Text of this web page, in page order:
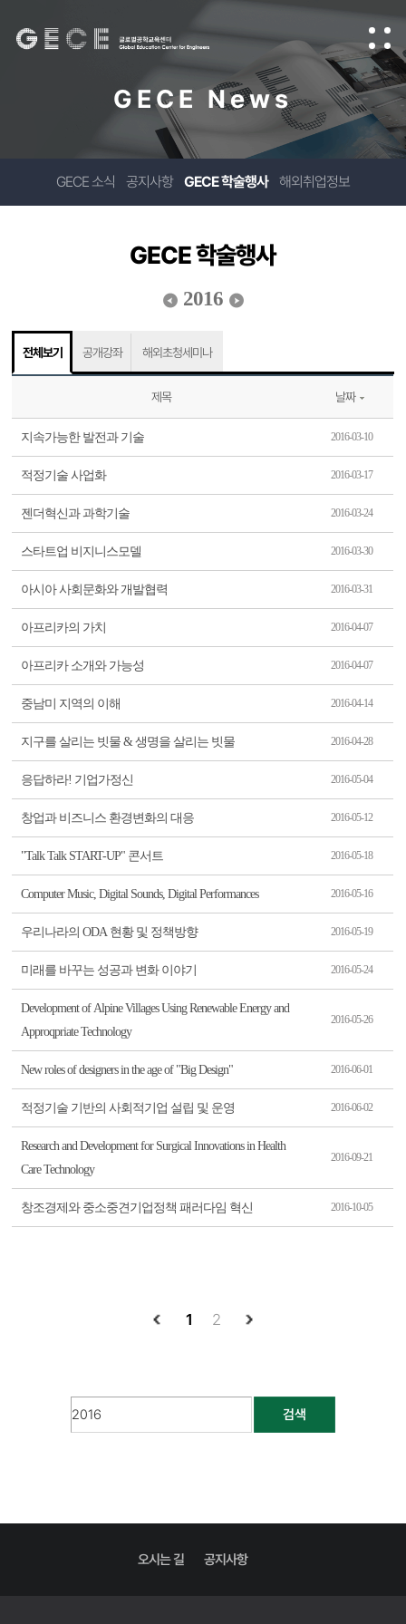
GECE News
GECE 소식 공지사항 GECE 학술행사 해외취업정보
GECE 학술행사
2016
전체보기 공개강좌 해외초청세미나
제목 날짜
지속가능한 발전과 기술 2016-03-10
적정기술 사업화 2016-03-17
젠더혁신과 과학기술 2016-03-24
스타트업 비지니스모델 2016-03-30
아시아 사회문화와 개발협력 2016-03-31
아프리카의 가치 2016-04-07
아프리카 소개와 가능성 2016-04-07
중남미 지역의 이해 2016-04-14
지구를 살리는 빗물 & 생명을 살리는 빗물 2016-04-28
응답하라! 기업가정신 2016-05-04
창업과 비즈니스 환경변화의 대응 2016-05-12
"Talk Talk START-UP" 콘서트 2016-05-18
Computer Music, Digital Sounds, Digital Performances 2016-05-16
우리나라의 ODA 현황 및 정책방향 2016-05-19
미래를 바꾸는 성공과 변화 이야기 2016-05-24
Development of Alpine Villages Using Renewable Energy and
Approqpriate Technology
2016-05-26
New roles of designers in the age of "Big Design" 2016-06-01
적정기술 기반의 사회적기업 설립 및 운영 2016-06-02
Research and Development for Surgical Innovations in Health
Care Technology
2016-09-21
창조경제와 중소중견기업정책 패러다임 혁신 2016-10-05
1 2
검색
오시는 길 공지사항